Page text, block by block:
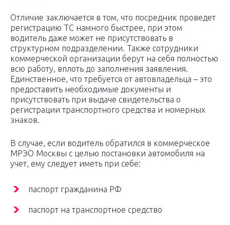
Отличие заключается в том, что посредник проведет
регистрацию ТС намного быстрее, при этом
водитель даже может не присутствовать в
структурном подразделении. Также сотрудники
коммерческой организации берут на себя полностью
всю работу, вплоть до заполнения заявления.
Единственное, что требуется от автовладельца – это
предоставить необходимые документы и
присутствовать при выдаче свидетельства о
регистрации транспортного средства и номерных
знаков.
В случае, если водитель обратился в коммерческое
МРЭО Москвы с целью постановки автомобиля на
учет, ему следует иметь при себе:
паспорт гражданина РФ
паспорт на транспортное средство